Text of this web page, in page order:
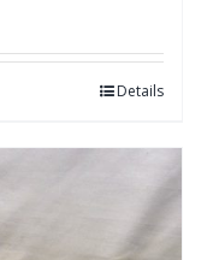
Details